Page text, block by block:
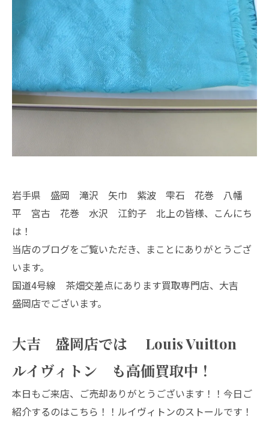
岩手県 盛岡 滝沢 矢巾 紫波 雫石 花巻 八幡
平 宮古 花巻 水沢 江釣子 北上の皆様、こんにち
は！
当店のブログをご覧いただき、まことにありがとうござ
います。
国道4号線 茶畑交差点にあります買取専門店、大吉
盛岡店でございます。
大吉 盛岡店では Louis Vuitton
ルイヴィトン も高価買取中！
本日もご来店、ご売却ありがとうございます！！今日ご
紹介するのはこちら！！ルイヴィトンのストールです！